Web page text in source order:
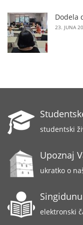
Dodela
23. JUNA
studentski
Upoznaj
ukratko o
elektronski